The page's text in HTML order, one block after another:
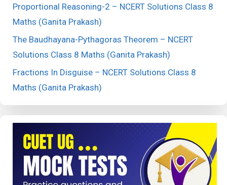
Proportional Reasoning-2 – NCERT Solutions Class 8
Maths (Ganita Prakash)
The Baudhayana-Pythagoras Theorem – NCERT
Solutions Class 8 Maths (Ganita Prakash)
Fractions In Disguise – NCERT Solutions Class 8
Maths (Ganita Prakash)